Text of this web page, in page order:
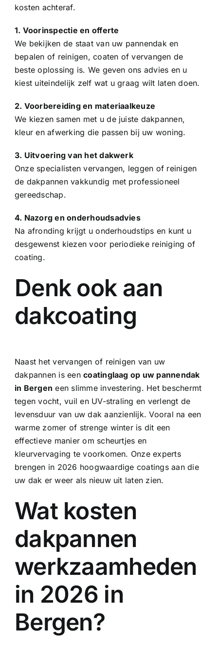
kosten achteraf.
1. Voorinspectie en offerte
We bekijken de staat van uw pannendak en
bepalen of reinigen, coaten of vervangen de
beste oplossing is. We geven ons advies en u
kiest uiteindelijk zelf wat u graag wilt laten doen.
2. Voorbereiding en materiaalkeuze
We kiezen samen met u de juiste dakpannen,
kleur en afwerking die passen bij uw woning.
3. Uitvoering van het dakwerk
Onze specialisten vervangen, leggen of reinigen
de dakpannen vakkundig met professioneel
gereedschap.
4. Nazorg en onderhoudsadvies
Na afronding krijgt u onderhoudstips en kunt u
desgewenst kiezen voor periodieke reiniging of
coating.
Denk ook aan
dakcoating
Naast het vervangen of reinigen van uw
dakpannen is eencoatinglaag op uw pannendak
in Bergen een slimme investering. Het beschermt
tegen vocht, vuil en UV-straling en verlengt de
levensduur van uw dak aanzienlijk. Vooral na een
warme zomer of strenge winter is dit een
effectieve manier om scheurtjes en
kleurvervaging te voorkomen. Onze experts
brengen in 2026 hoogwaardige coatings aan die
uw dak er weer als nieuw uit laten zien.
Wat kosten
dakpannen
werkzaamheden
in 2026 in
Bergen?